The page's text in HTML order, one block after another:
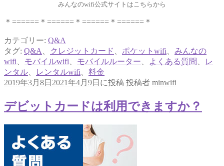
みんなのwifi公式サイトはこちらから
＊======＊======＊======＊======＊
カテゴリー: Q&A
タグ: Q&A クレジットカード ポケットwifi
みんなの
wifi
モバイルwifi モバイルルーター よくある質問
レ
ンタル
レンタルwifi
料金
2019年3月8日 2021年4月9日 に投稿 投稿者 minwifi
デビットカードは利用できますか？